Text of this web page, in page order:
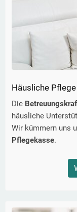
Häusliche
Die
häusliche
Wir kümmern uns
Pflegekasse.